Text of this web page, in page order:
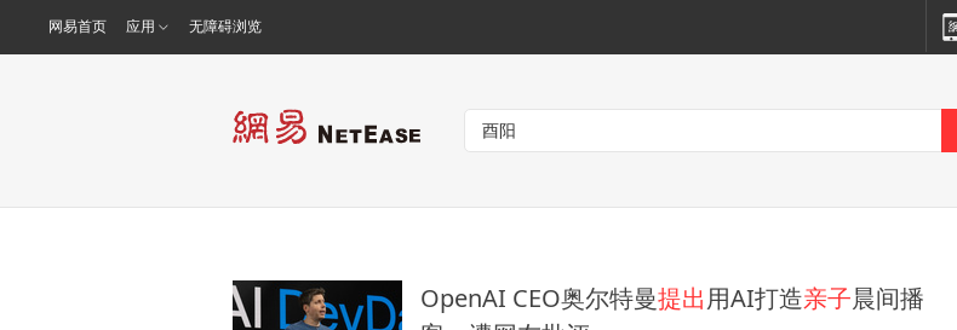
网易首页 应用 无障碍浏览
OpenAI CEO奥尔特曼提出用AI打造亲子晨间播